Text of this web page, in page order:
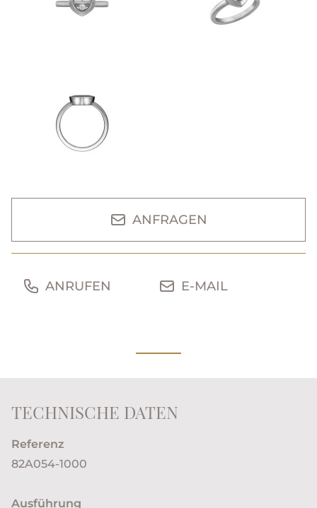
ANFRAGEN
ANRUFEN E-MAIL
TECHNISCHE DATEN
Referenz
82A054-1000
Ausführung